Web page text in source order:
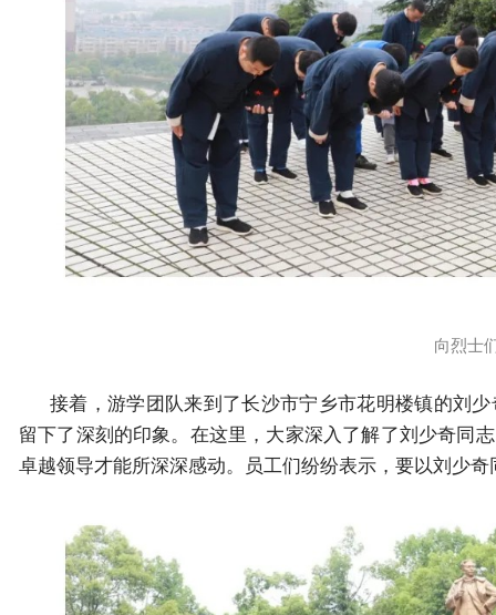
向烈士
接着，游学团队来到了长沙市宁乡市花明楼镇的刘
留下了深刻的印象。在这里，大家深入了解了刘少奇同
卓越领导才能所深深感动。员工们纷纷表示，要以刘少